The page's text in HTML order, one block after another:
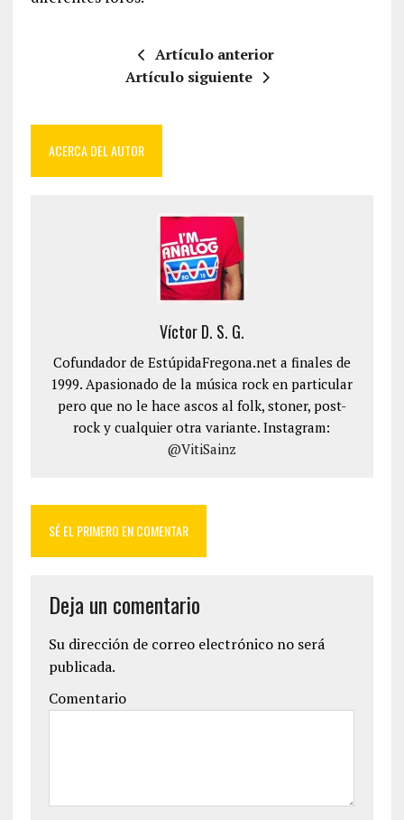
Artículo anterior
Artículo siguiente
ACERCA DEL AUTOR
Víctor D. S. G.
Cofundador de EstúpidaFregona.net a finales de
1999. Apasionado de la música rock en particular
pero que no le hace ascos al folk, stoner, post-
rock y cualquier otra variante. Instagram:
@VitiSainz
SÉ EL PRIMERO EN COMENTAR
Deja un comentario
Su dirección de correo electrónico no será
publicada.
Comentario